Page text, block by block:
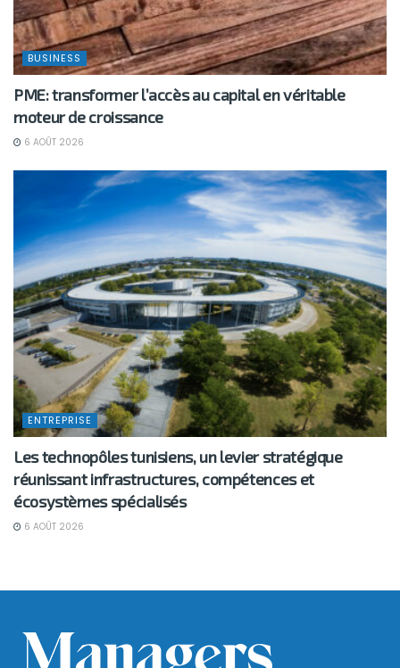
BUSINESS
PME: transformer l’accès au capital en véritable
moteur de croissance
6 AOÛT 2026
ENTREPRISE
Les technopôles tunisiens, un levier stratégique
réunissant infrastructures, compétences et
écosystèmes spécialisés
6 AOÛT 2026